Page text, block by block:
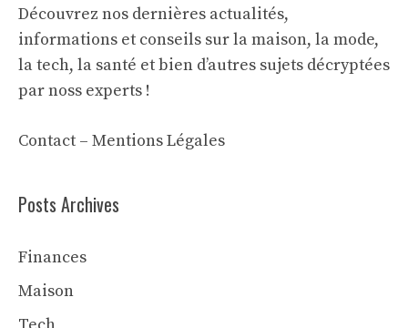
Découvrez nos dernières actualités,
informations et conseils sur la maison, la mode,
la tech, la santé et bien d’autres sujets décryptées
par noss experts !
Contact – Mentions Légales
Posts Archives
Finances
Maison